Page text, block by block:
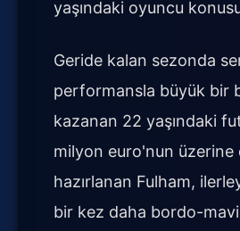
yaşındaki oyuncu
Geride kalan sezonda
performansla büyük bir
kazanan 22 yaşındaki
milyon euro'nun üzerine
hazırlanan Fulham,
bir kez daha bordo-